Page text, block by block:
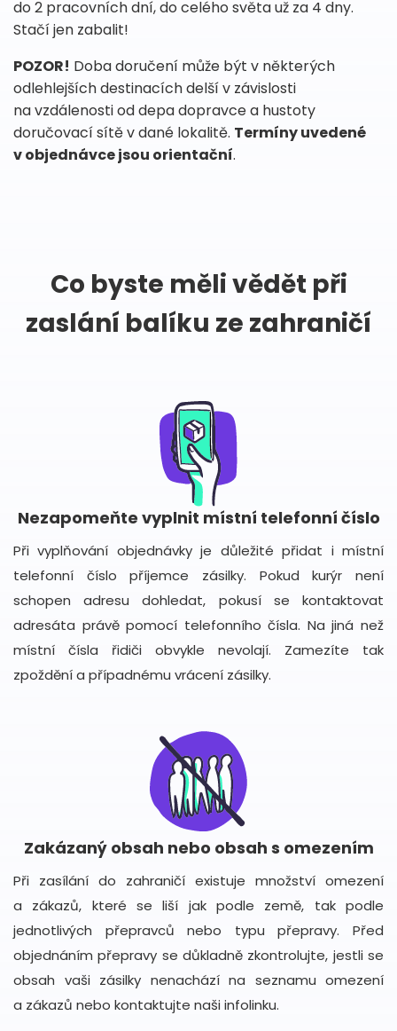
do 2 pracovních dní, do celého světa už za 4 dny.
Stačí jen zabalit!
POZOR! Doba doručení může být v některých
odlehlejších destinacích delší v závislosti
na vzdálenosti od depa dopravce a hustoty
doručovací sítě v dané lokalitě. Termíny uvedené
v objednávce jsou orientační.
Co byste měli vědět při
zaslání balíku ze zahraničí
Nezapomeňte vyplnit místní telefonní číslo
Při vyplňování objednávky je důležité přidat i místní
telefonní číslo příjemce zásilky. Pokud kurýr není
schopen adresu dohledat, pokusí se kontaktovat
adresáta právě pomocí telefonního čísla. Na jiná než
místní čísla řidiči obvykle nevolají. Zamezíte tak
zpoždění a případnému vrácení zásilky.
Zakázaný obsah nebo obsah s omezením
Při zasílání do zahraničí existuje množství omezení
a zákazů, které se liší jak podle země, tak podle
jednotlivých přepravců nebo typu přepravy. Před
objednáním přepravy se důkladně zkontrolujte, jestli se
obsah vaši zásilky nenachází na seznamu omezení
a zákazů nebo kontaktujte naši infolinku.